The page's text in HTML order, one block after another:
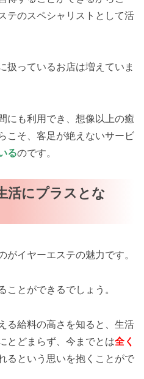
テのスペシャリストとして活
扱っているお店は増えていま
にも利用でき、想像以上の癒
こそ、客足が絶えないサービ
るのです。
活にプラスとな
イヤーエステの魅力です。
ことができるでしょう。
る給料の高さを知ると、生活
とどまらず、今までとは全く
るという思いを抱くことがで